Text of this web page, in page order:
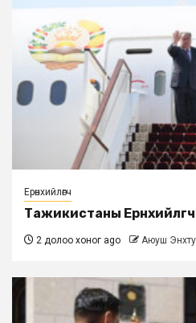
Ерөнхийлөгч
Тажикистаны
2 долоо хоног ago Аюуш